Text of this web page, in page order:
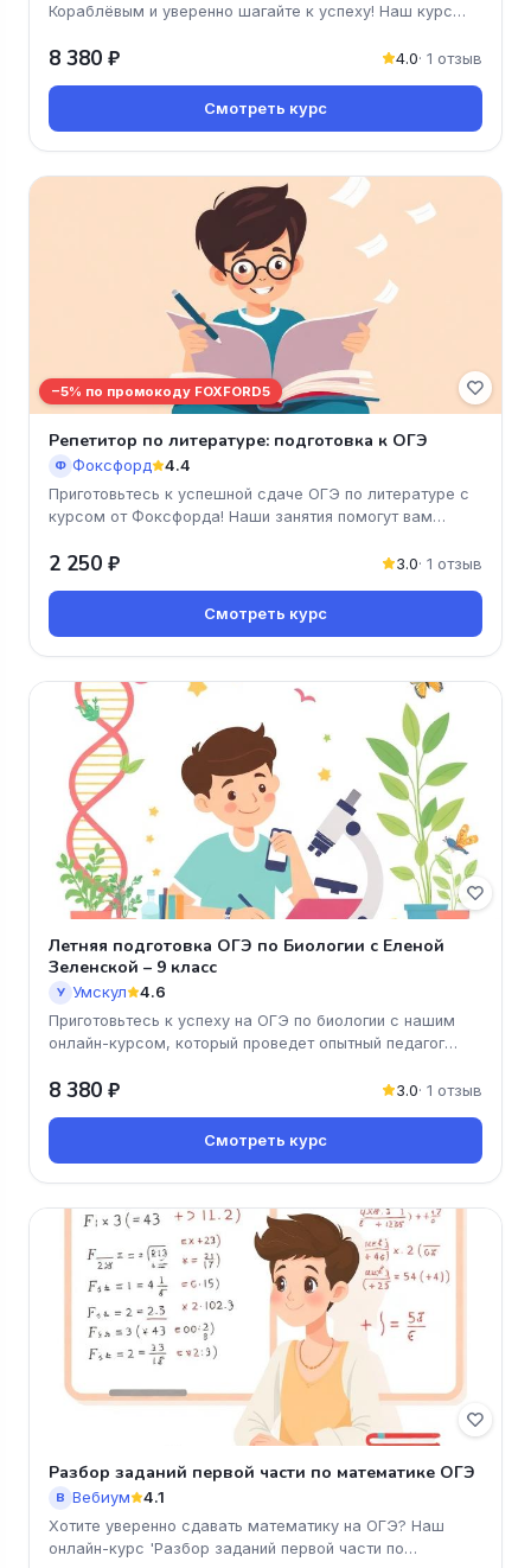
Кораблёвым и уверенно шагайте к успеху! Наш курс
8 380 ₽ 4.0· 1 отзыв
Смотреть курс
−5% по промокоду FOXFORD5
Репетитор по литературе: подготовка к ОГЭ
Ф Фоксфорд 4.4
Приготовьтесь к успешной сдаче ОГЭ по литературе с
курсом от Фоксфорда! Наши занятия помогут вам
2 250 ₽ 3.0· 1 отзыв
Смотреть курс
Летняя подготовка ОГЭ по Биологии с Еленой
Зеленской – 9 класс
У Умскул 4.6
Приготовьтесь к успеху на ОГЭ по биологии с нашим
онлайн-курсом, который проведет опытный педагог
8 380 ₽ 3.0· 1 отзыв
Смотреть курс
Разбор заданий первой части по математике ОГЭ
В Вебиум 4.1
Хотите уверенно сдавать математику на ОГЭ? Наш
онлайн-курс 'Разбор заданий первой части по